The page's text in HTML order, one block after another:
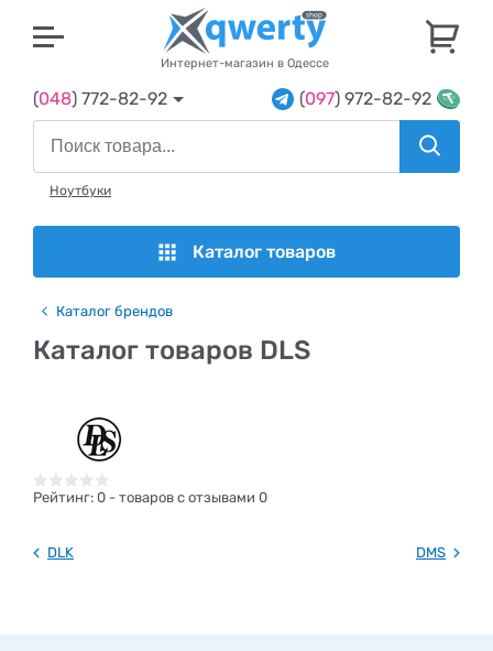
Интернет-магазин в Одессе
(048) 772-82-92 (097) 972-82-92
Ноутбуки
Каталог товаров
Каталог брендов
Каталог товаров DLS
Рейтинг: 0 - товаров с отзывами 0
DLK DMS